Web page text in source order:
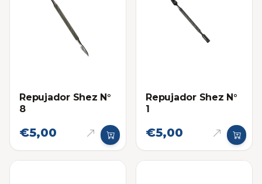
Repujador Shez N°
8
€5,00
Repujador Shez N°
1
€5,00